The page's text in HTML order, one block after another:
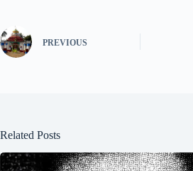
PREVIOUS
Related Posts